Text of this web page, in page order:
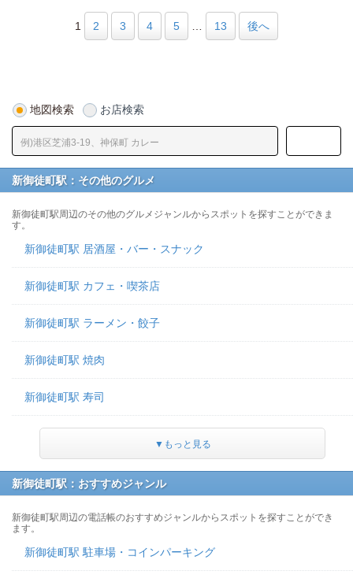
1 2 3 4 5 13 後へ
地図検索 お店検索
新御徒町駅：その他のグルメ
新御徒町駅周辺のその他のグルメジャンルからスポットを探すことができま
す。
新御徒町駅 居酒屋・バー・スナック
新御徒町駅 カフェ・喫茶店
新御徒町駅 ラーメン・餃子
新御徒町駅 焼肉
新御徒町駅 寿司
▼もっと見る
新御徒町駅：おすすめジャンル
新御徒町駅周辺の電話帳のおすすめジャンルからスポットを探すことができ
ます。
新御徒町駅 駐車場・コインパーキング